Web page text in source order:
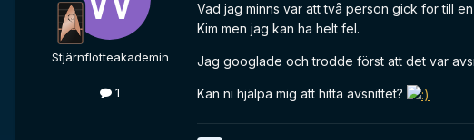
Stjärnflotteakademin
1
Vad jag minns var att två person gick for till
Kim men jag kan ha helt fel.
Jag googlade och trodde först att det var
Kan ni hjälpa mig att hitta avsnittet?